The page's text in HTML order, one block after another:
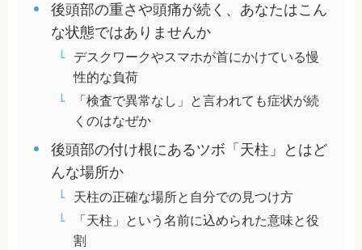
後頭部の重さや頭痛が続く、あなたはこん
な状態ではありませんか
デスクワークやスマホが首にかけている慢
性的な負荷
「検査で異常なし」と言われても症状が続
くのはなぜか
後頭部の付け根にあるツボ「天柱」とはど
んな場所か
天柱の正確な場所と自分での見つけ方
「天柱」という名前に込められた意味と役
割